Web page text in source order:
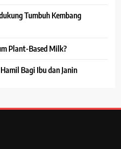
Tumbuh Kembang
Plant-Based Milk?
Bagi Ibu dan Janin